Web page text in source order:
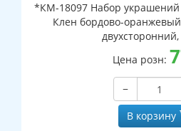
*КМ-18097 Набор украшений
Клен бордово-
Цена розн:
−
В корзину